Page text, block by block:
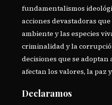
fundamentalismos
acciones devastadoras
ambiente y las especies
criminalidad y la
decisiones que se
afectan los valores, la paz
Declaramos